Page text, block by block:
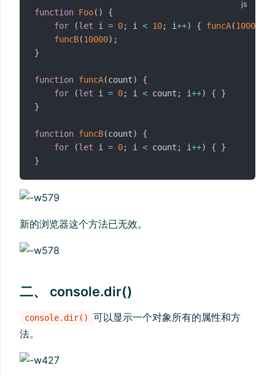
function Foo( )
{
for
(let i = 0; i < 10; i++) { funcA(1000
funcB(10000) ;
}
function funcA(count)
{
for
(let i = 0; i < count ; i++) {
}
}
function funcB(count)
{
for
(let i = 0; i < count ; i++) {
}
}
新的浏览器这个方法已无效。
二、 console.dir()
console.dir()
可以显示一个对象所有的属性和方
法。